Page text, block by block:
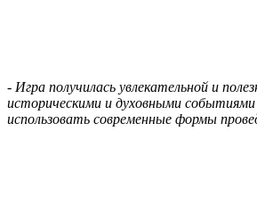
- Игра получилась увлекательной и
историческими и духовными событиями
использовать современные формы